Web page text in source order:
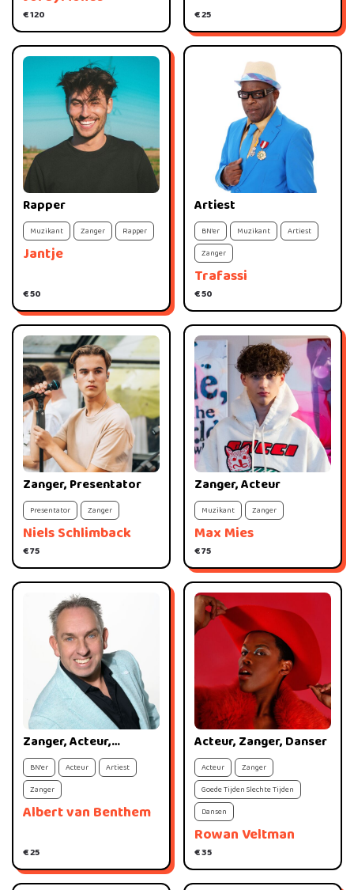
€ 120 € 25
Jantje
Rapper
€ 50
Muzikant Zanger Rapper
Trafassi
Artiest
€ 50
BN'er Muzikant
Artiest
Zanger
Niels Schlimback
Zanger, Presentator
€ 75
Presentator Zanger
Max Mies
Zanger, Acteur
€ 75
Muzikant Zanger
Albert van Benthem
Zanger, Acteur,
Feestbeest
€ 25
BN'er Acteur
Artiest
Zanger
Rowan Veltman
Acteur, Zanger, Danser
€ 35
Acteur
Zanger
Goede Tijden Slechte Tijden
Dansen